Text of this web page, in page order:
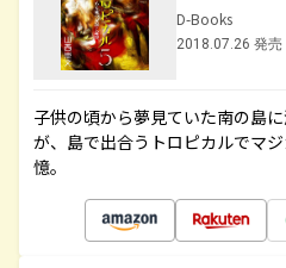
D-Books
2018.07.26 発売
子供の頃から夢見ていた南の島
が、島で出合うトロピカルでマ
憶。